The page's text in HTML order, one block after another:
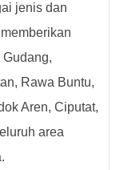
jenis dan
Gudang,
Rawa Buntu,
Aren, Ciputat,
area
.